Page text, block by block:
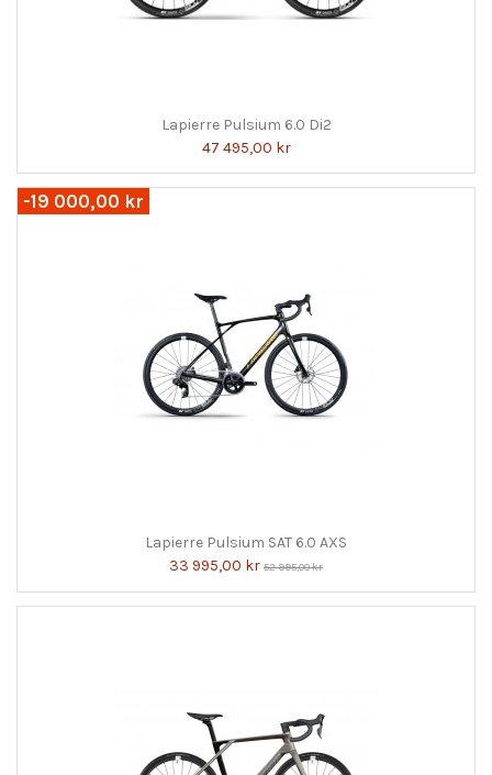
Lapierre Pulsium 6.0 Di2
47 495,00 kr
-19 000,00 kr
Lapierre Pulsium SAT 6.0 AXS
33 995,00 kr 52 995,00 kr